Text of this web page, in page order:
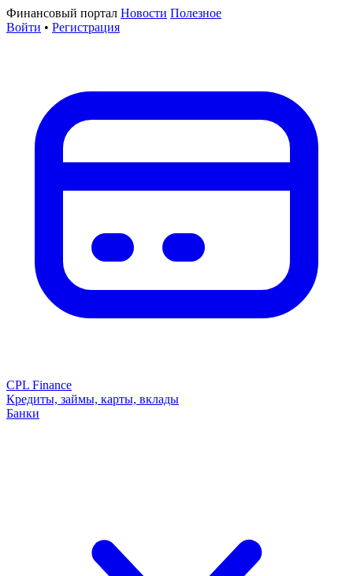
Финансовый портал Новости Полезное
Войти • Регистрация
CPL Finance
Кредиты, займы, карты, вклады
Банки